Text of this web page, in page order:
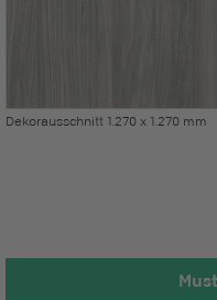
Dekorausschnitt 1.270 x 1.270 mm